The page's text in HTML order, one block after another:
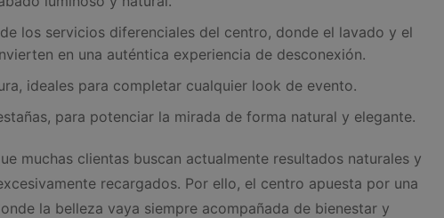
los servicios diferenciales del centro, donde el lavado y el
en una auténtica experiencia de desconexión.
ideales para completar cualquier look de evento.
para potenciar la mirada de forma natural y elegante.
muchas clientas buscan actualmente resultados naturales y
recargados. Por ello, el centro apuesta por una
la belleza vaya siempre acompañada de bienestar y